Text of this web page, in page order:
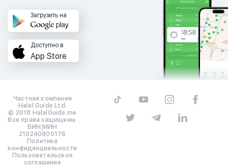
Загрузить на
Доступно в
App Store
Частная компания
Halal Guide Ltd.
© 2018 HalalGuide.me
Все права защищены.
БИН/ИИН
210240900176
Политика
конфиденциальности
Пользовательское
соглашение